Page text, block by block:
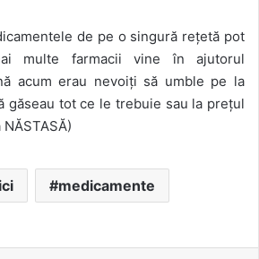
de pe o singură rețetă pot
multe farmacii vine în ajutorul
acum erau nevoiți să umble pe la
găseau tot ce le trebuie sau la prețul
medicamente